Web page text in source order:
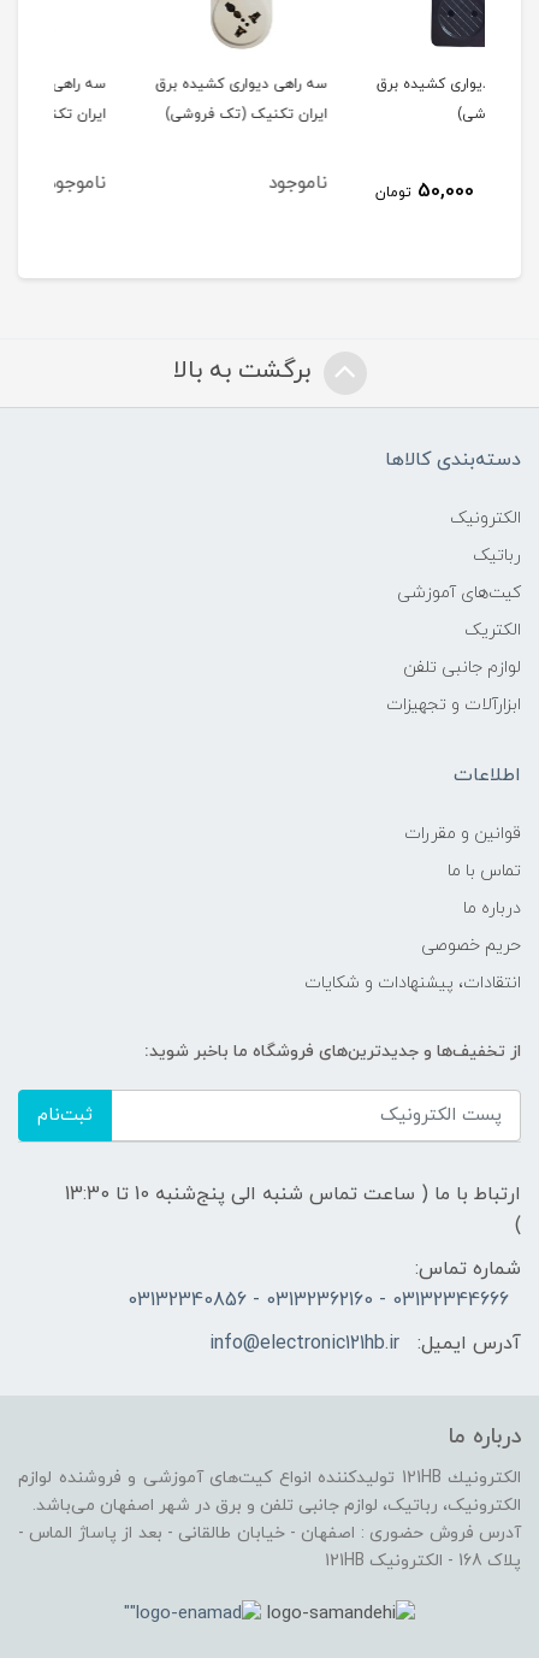
سه راهی دیواری کشیده برق
ایران تکنیک (تک فروشی)
ناموجود
سه راهی دیواری کشیده برق
ایران تکنیک (عمده فروشی)
برگشت به بالا
دسته‌بندی کالاها
الکترونیک
رباتیک
کیت‌های آموزشی
الکتریک
لوازم جانبی تلفن
ابزارآلات و تجهیزات
اطلاعات
قوانين و مقررات
تماس با ما
درباره ما
حریم خصوصی
انتقادات، پیشنهادات و شکایات
از تخفیف‌ها و جدیدترین‌های فروشگاه ما باخبر شوید:
ثبت‌نام
ارتباط با ما ( ساعت تماس شنبه الی پنج‌شنبه 10 تا 13:30
)
شماره تماس:
03132344666 - 03132362160 - 03132340856
آدرس ایمیل:
info@electronic121hb.ir
درباره ما
الكترونيك 121HB توليدكننده انواع کیت‌های آموزشی و فروشنده لوازم
الکترونیک، رباتیک، لوازم جانبی تلفن و برق در شهر اصفهان می‌باشد.
آدرس فروش حضوری : اصفهان - خیابان طالقانی - بعد از پاساژ الماس -
پلاک 168 - الکترونیک 121HB